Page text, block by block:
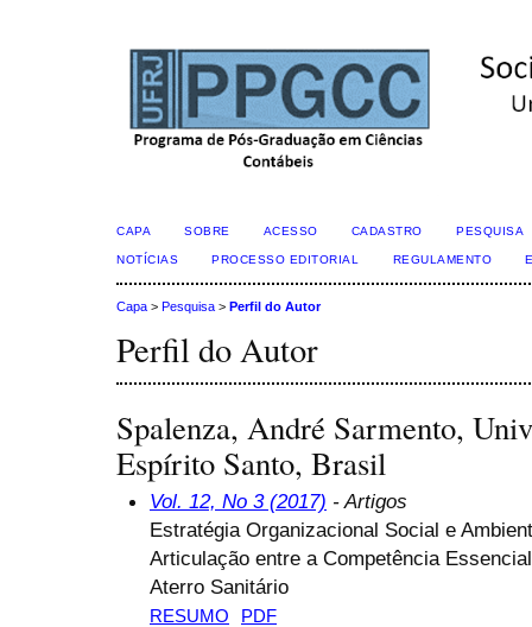
CAPA SOBRE ACESSO CADASTRO PESQUISA
NOTÍCIAS PROCESSO EDITORIAL REGULAMENTO
Capa > Pesquisa > Perfil do Autor
Perfil do Autor
Spalenza, André Sarmento,
Espírito Santo, Brasil
Vol. 12, No 3 (2017) - Artigos
Estratégia Organizacional Social e
Articulação entre a Competência
Aterro Sanitário
RESUMO PDF